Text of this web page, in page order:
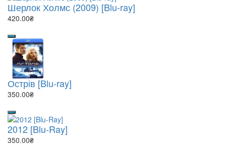
Шерлок Холмс (2009) [Blu-ray]
420.00₴
Острів [Blu-ray]
350.00₴
2012 [Blu-Ray]
350.00₴